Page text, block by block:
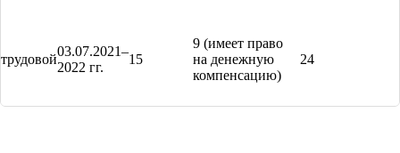
трудовой
03.07.2021–
2022 гг.
15
9 (имеет право
на денежную
компенсацию)
24